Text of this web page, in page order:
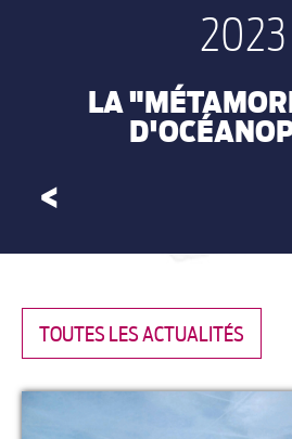
2023
LA
<
TOUTES LES ACTUALITÉS